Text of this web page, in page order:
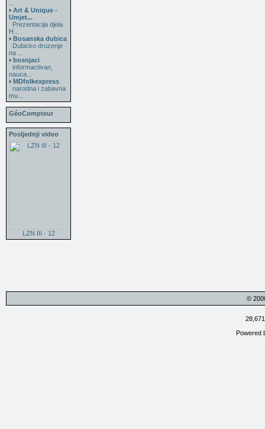
Art & Unique -
Umjet...
Prezentacija djela
H...
Bosanska dubica
Dubicko druzenje
na ...
bosnjaci
informactivan,
nauca...
MDfolkexpress
narodna i zabavna
mu...
GéoCompteur
Posljednji video
LZN III - 12
©
Powered